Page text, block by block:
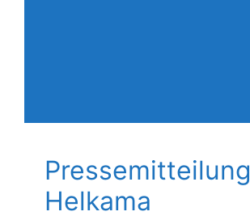
Pressemitteilung
Helkama